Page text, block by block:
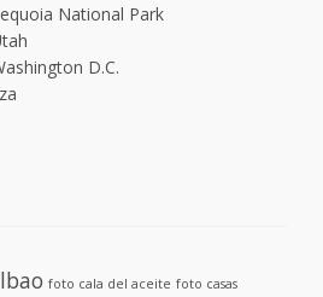
National Park
D.C.
foto cala del aceite foto casas